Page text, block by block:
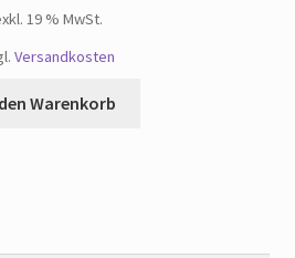
19 % MwSt.
Versandkosten
Warenkorb